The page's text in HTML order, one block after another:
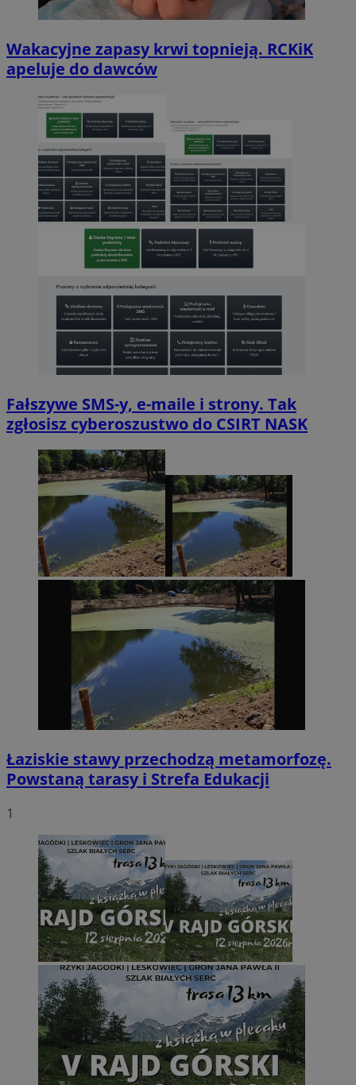
Wakacyjne zapasy krwi topnieją. RCKiK
apeluje do dawców
Fałszywe SMS-y, e-maile i strony. Tak
zgłosisz cyberoszustwo do CSIRT NASK
Łaziskie stawy przechodzą metamorfozę.
Powstaną tarasy i Strefa Edukacji
1